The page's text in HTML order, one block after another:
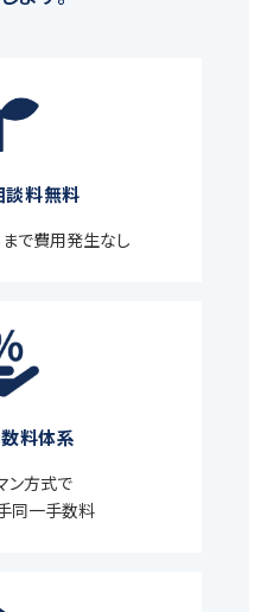
談料無料
で費用発生なし
料体系
ン方式で
同一手数料